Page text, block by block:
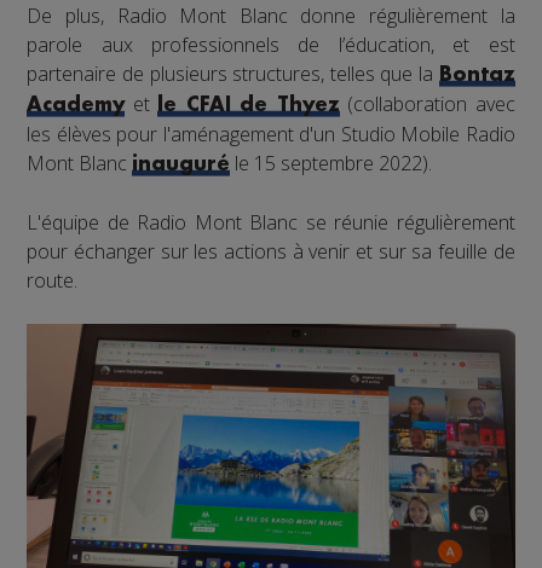
De plus, Radio Mont Blanc donne régulièrement la
parole aux professionnels de l’éducation, et est
partenaire de plusieurs structures, telles que la
Bontaz
Academyet le CFAI de Thyez(collaboration avec
les élèves pour l'aménagement d'un Studio Mobile Radio
Mont Blancinauguré le 15 septembre 2022).
L'équipe de Radio Mont Blanc se réunie régulièrement
pour échanger sur les actions à venir et sur sa feuille de
route.